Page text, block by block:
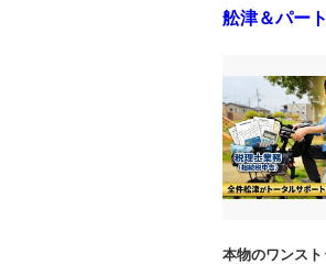
舩津＆パー
本物のワンスト